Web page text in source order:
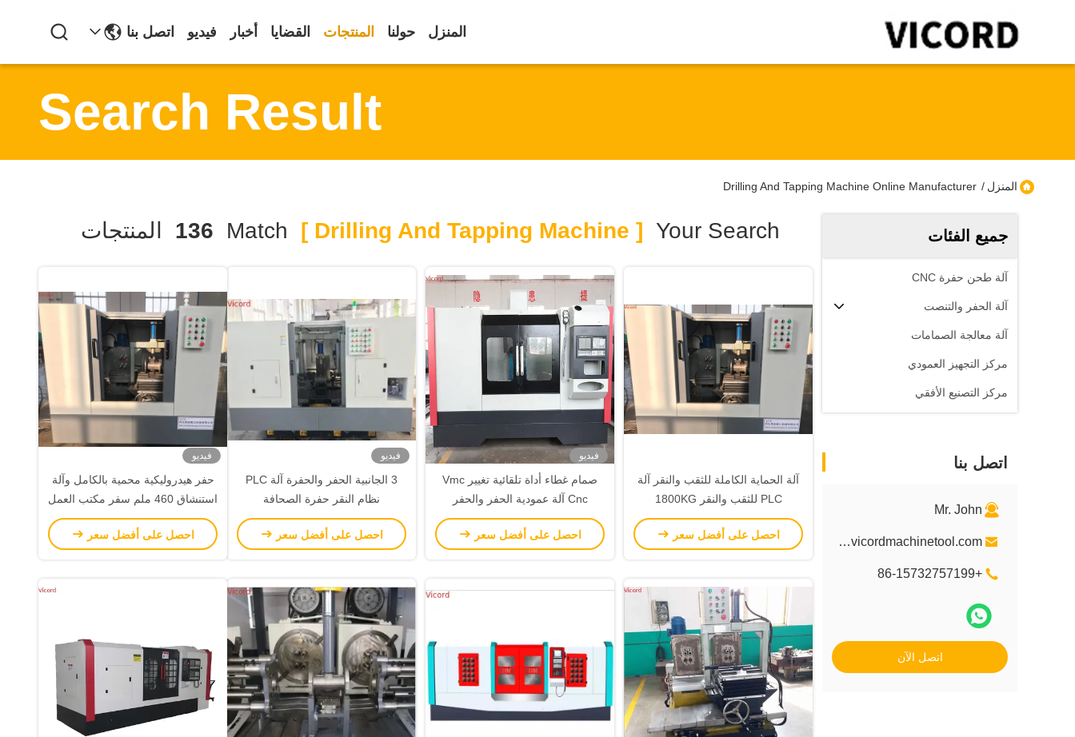
المنزل حولنا المنتجات القضايا أخبار فيديو اتصل بنا
Search Result
المنزل /
Drilling And Tapping Machine Online Manufacturer
جميع الفئات
آلة طحن حفرة CNC
آلة الحفر والتنصت
آلة معالجة الصمامات
مركز التجهيز العمودي
مركز التصنيع الأفقي
اتصل بنا
Mr. John
info@vicordmachinetool.com
+86-15732757199
اتصل الآن
Your Search
[ Drilling And Tapping Machine ]
136 المنتجات
آلة الحماية الكاملة للثقب والنقر آلة
PLC للثقب والنقر 1800KG
احصل على أفضل سعر
فيديو
صمام غطاء أداة تلقائية تغيير Vmc
Cnc آلة عمودية الحفر والحفر
احصل على أفضل سعر
فيديو
3 الجانبية الحفر والحفرة آلة PLC
نظام النقر حفرة الصحافة
احصل على أفضل سعر
فيديو
حفر هيدروليكية محمية بالكامل وآلة
استنشاق 460 ملم سفر مكتب العمل
المحمول
احصل على أفضل سعر